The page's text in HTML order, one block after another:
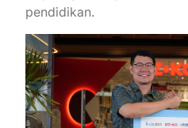
pendidikan.